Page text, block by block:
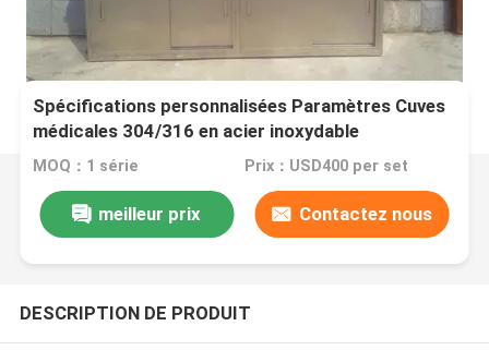
Spécifications personnalisées Paramètres Cuves
médicales 304/316 en acier inoxydable
MOQ：1 série Prix：USD400 per set
meilleur prix Contactez nous
DESCRIPTION DE PRODUIT